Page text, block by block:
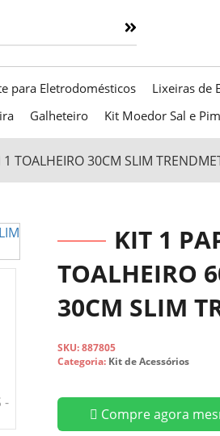
para Eletrodomésticos
Lixeiras de
Galheteiro Kit Moedor Sal e
TOALHEIRO 30CM SLIM
KIT 1
TOALHEIRO
30CM SLIM
SKU:887805
Categoria: Kit de Acessórios
Compre agora